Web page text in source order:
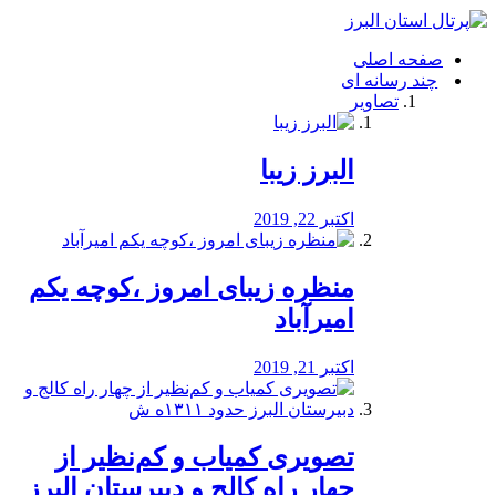
فصد
شرق
تهران
خشکشویی
صفحه اصلی
چند رسانه ای
تصاویر
البرز زیبا
اکتبر 22, 2019
منظره‌‌ زیبای امروز ،کوچه یکم
امیرآباد
اکتبر 21, 2019
️تصویری کمیاب و کم‌نظیر از
چهار راه كالج و دبيرستان البرز